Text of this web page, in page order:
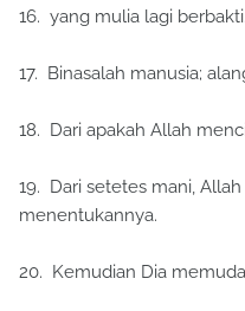
16. yang mulia lagi berbakti.
17. Binasalah manusia;
18. Dari apakah Allah
19. Dari setetes mani,
menentukannya.
20. Kemudian Dia